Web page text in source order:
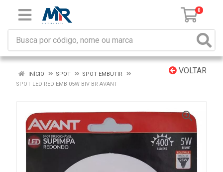
0
VOLTAR
INÍCIO SPOT
SPOT EMBUTIR
SPOT LED RED EMB 05W BIV BR AVANT